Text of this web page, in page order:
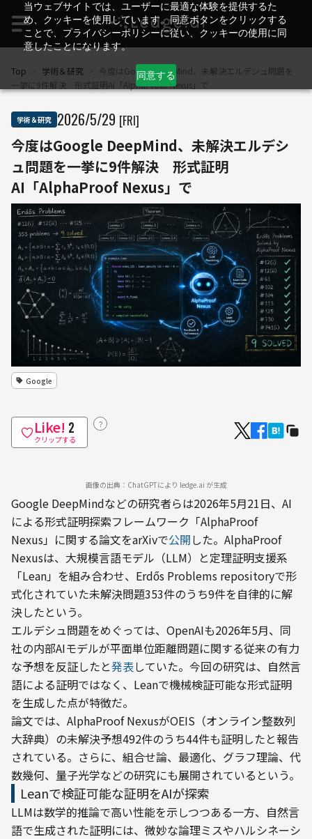
当ウェブサイトでは、ユーザーに最適な体験を提供するた
め、クッキーを使用しています。同意ボタンをクリックする
ことで、プライバシーポリシーに従い、クッキーの使用に同
意したことになります。
同意する
Top 学術＆研究
今度はGoogle DeepMind、未解決エルデシュ問題を
一挙に9件解決 形式証明AI「AlphaProof Nexus」で
学術＆研究 2026/5/29 [FRI]
今度はGoogle DeepMind、未解決エルデシ
ュ問題を一挙に9件解決 形式証明
AI「AlphaProof Nexus」で
Google
Like! 2
クリップする
？
画像の出典：ChatGPTにより ledge.ai が生成
Google DeepMindなどの研究者らは2026年5月21日、AI
による形式証明探索フレームワーク「AlphaProof
Nexus」に関する論文をarXivで公開した。AlphaProof
Nexusは、大規模言語モデル（LLM）と定理証明支援系
「Lean」を組み合わせ、Erdős Problems repositoryで形
式化されていた未解決問題353件のうち9件を自律的に解
決したという。
エルデシュ問題をめぐっては、OpenAIも2026年5月、同
社の内部AIモデルが平面単位距離問題に関する従来の有力
な予想を反証したと発表していた。今回の研究は、自然言
語による証明ではなく、Leanで機械検証可能な形式証明
を生成した点が特徴だ。
論文では、AlphaProof NexusがOEIS（オンライン整数列
大辞典）の未解決予想492件のうち44件も証明したと報告
されている。さらに、組合せ論、最適化、グラフ理論、代
数幾何、量子光学などの研究にも展開されているという。
Leanで検証可能な証明をAIが探索
LLMは数学的推論で高い性能を示しつつある一方、自然言
語で生成された証明には、微妙な論理ミスやハルシネーシ